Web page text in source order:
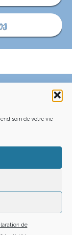
soin de votre vie
de
EN FORÊT